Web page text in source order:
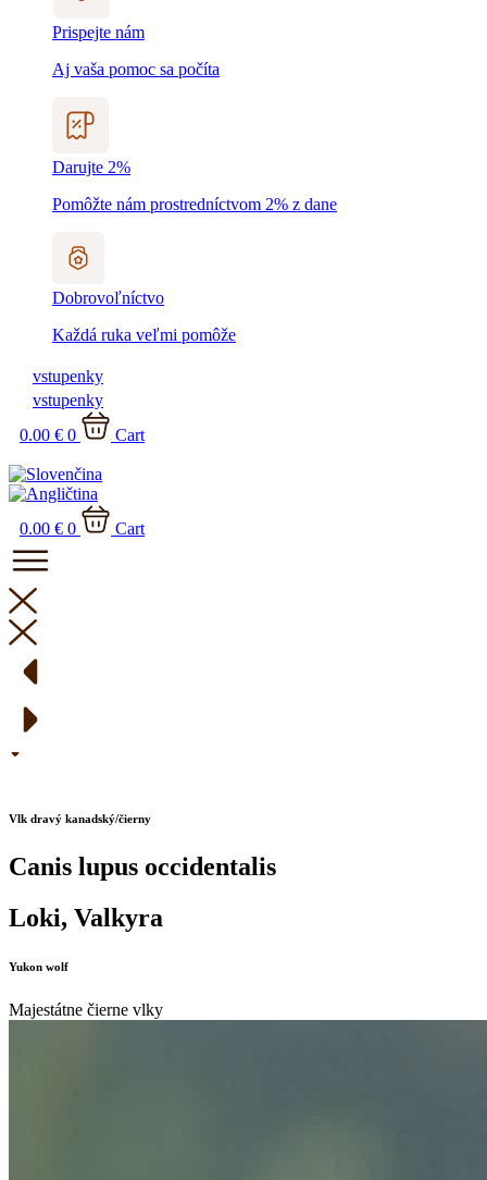
Prispejte nám
Aj vaša pomoc sa počíta
Darujte 2%
Pomôžte nám prostredníctvom 2% z dane
Dobrovoľníctvo
Každá ruka veľmi pomôže
vstupenky
vstupenky
0.00 € 0 Cart
0.00 € 0 Cart
Vlk dravý kanadský/čierny
Canis lupus occidentalis
Loki, Valkyra
Yukon wolf
Majestátne čierne vlky